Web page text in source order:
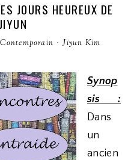
JOURS HEUREUX DE
Contemporain · Jiyun Kim
Synop
sis :
Dans
un
ancien